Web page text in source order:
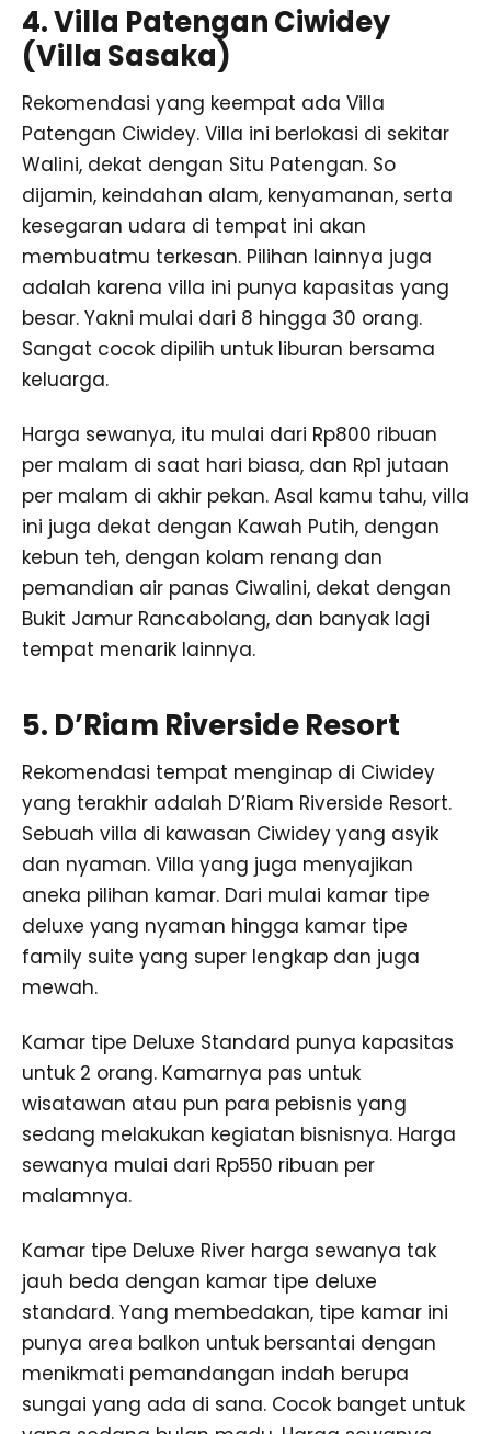
4. Villa Patengan Ciwidey
(Villa Sasaka)
Rekomendasi yang keempat ada Villa
Patengan Ciwidey. Villa ini berlokasi di sekitar
Walini, dekat dengan Situ Patengan. So
dijamin, keindahan alam, kenyamanan, serta
kesegaran udara di tempat ini akan
membuatmu terkesan. Pilihan lainnya juga
adalah karena villa ini punya kapasitas yang
besar. Yakni mulai dari 8 hingga 30 orang.
Sangat cocok dipilih untuk liburan bersama
keluarga.
Harga sewanya, itu mulai dari Rp800 ribuan
per malam di saat hari biasa, dan Rp1 jutaan
per malam di akhir pekan. Asal kamu tahu, villa
ini juga dekat dengan Kawah Putih, dengan
kebun teh, dengan kolam renang dan
pemandian air panas Ciwalini, dekat dengan
Bukit Jamur Rancabolang, dan banyak lagi
tempat menarik lainnya.
5. D’Riam Riverside Resort
Rekomendasi tempat menginap di Ciwidey
yang terakhir adalah D’Riam Riverside Resort.
Sebuah villa di kawasan Ciwidey yang asyik
dan nyaman. Villa yang juga menyajikan
aneka pilihan kamar. Dari mulai kamar tipe
deluxe yang nyaman hingga kamar tipe
family suite yang super lengkap dan juga
mewah.
Kamar tipe Deluxe Standard punya kapasitas
untuk 2 orang. Kamarnya pas untuk
wisatawan atau pun para pebisnis yang
sedang melakukan kegiatan bisnisnya. Harga
sewanya mulai dari Rp550 ribuan per
malamnya.
Kamar tipe Deluxe River harga sewanya tak
jauh beda dengan kamar tipe deluxe
standard. Yang membedakan, tipe kamar ini
punya area balkon untuk bersantai dengan
menikmati pemandangan indah berupa
sungai yang ada di sana. Cocok banget untuk